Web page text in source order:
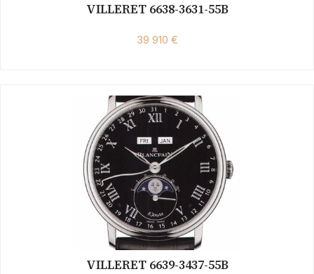
VILLERET 6638-3631-55B
39 910 €
VILLERET 6639-3437-55B